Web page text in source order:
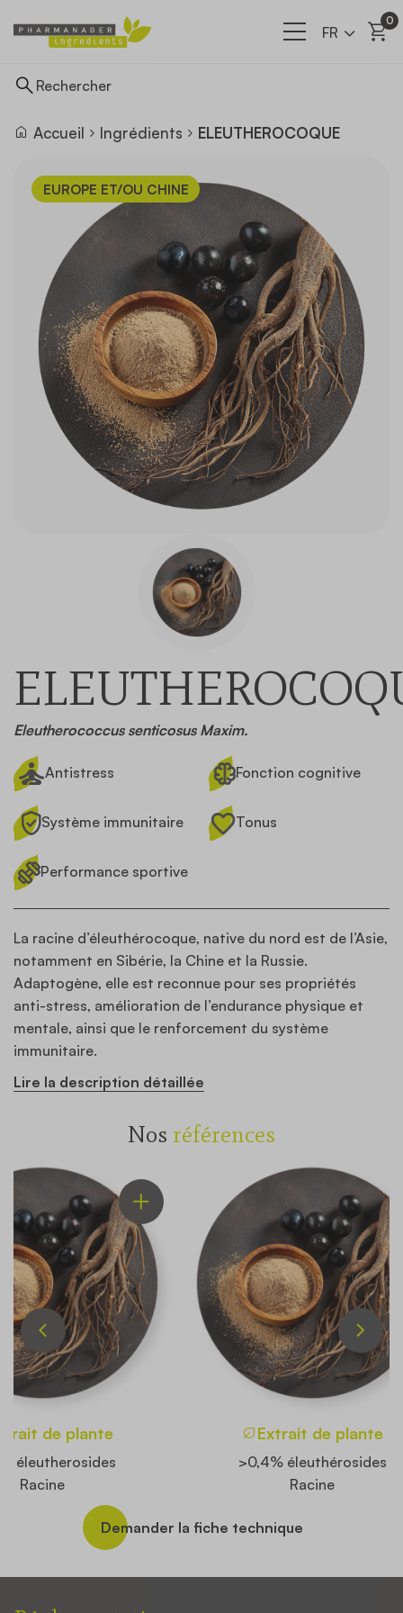
Nos filières
A propos
Actualités
Contact
FR
0
Accueil Ingrédients ELEUTHEROCOQUE
EUROPE ET/OU CHINE
Eleutherococcus senticosus Maxim.
Antistress Fonction cognitive
Système immunitaire Tonus
Performance sportive
La racine d’éleuthérocoque, native du nord est de l’Asie,
notamment en Sibérie, la Chine et la Russie.
Adaptogène, elle est reconnue pour ses propriétés
anti-stress, amélioration de l’endurance physique et
mentale, ainsi que le renforcement du système
immunitaire.
Lire la description détaillée
Nos références
de plante
éleutherosides
Racine
Extrait de plante
>0,4% éleuthérosides
Racine
Demander la fiche technique